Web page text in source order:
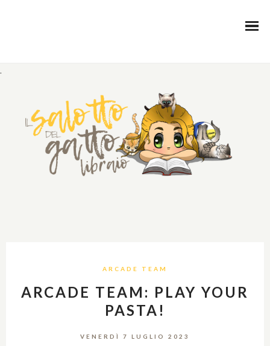
.
ARCADE TEAM
ARCADE TEAM: PLAY YOUR
PASTA!
VENERDÌ 7 LUGLIO 2023